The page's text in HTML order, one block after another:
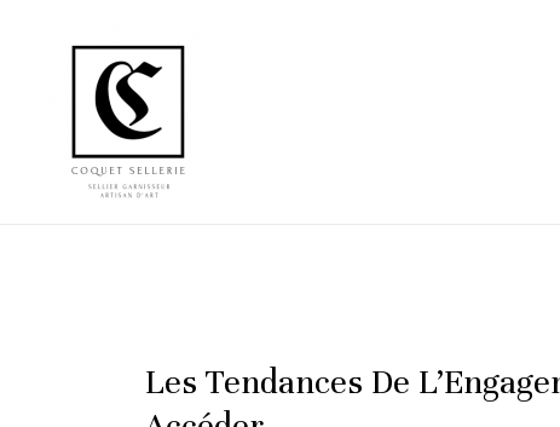
Les Tendances De